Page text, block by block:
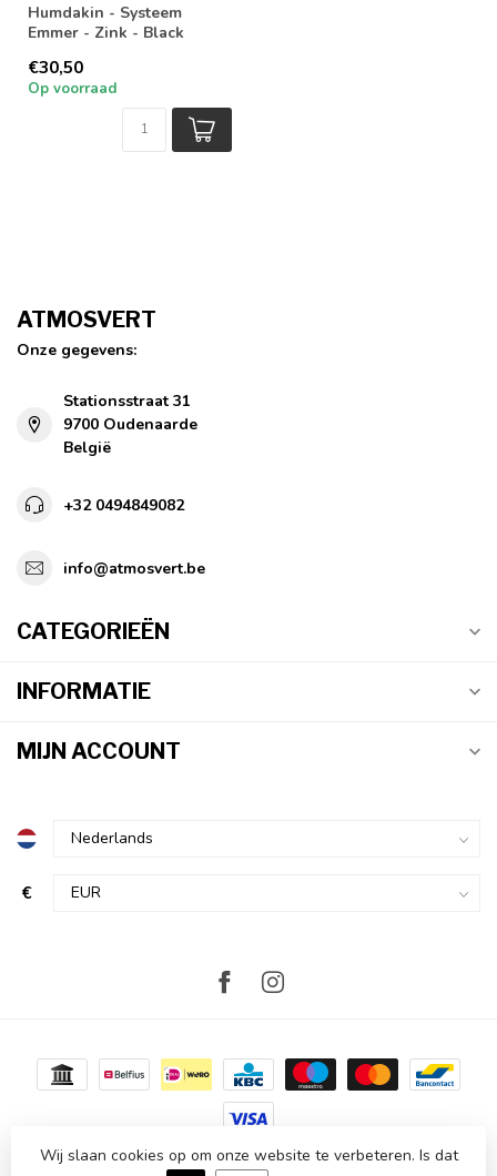
Humdakin - Systeem
Emmer - Zink - Black
€30,50
Op voorraad
ATMOSVERT
Onze gegevens:
Stationsstraat 31
9700 Oudenaarde
België
+32 0494849082
info@atmosvert.be
CATEGORIEËN
INFORMATIE
MIJN ACCOUNT
€
© Copyright 2026 Atmosvert- Powered byLightspeed -
Wij slaan cookies op om onze website te verbeteren. Is dat